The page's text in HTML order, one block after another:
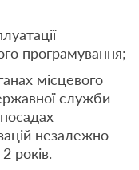
програмування;
місцевого
служби
незалежно
років.